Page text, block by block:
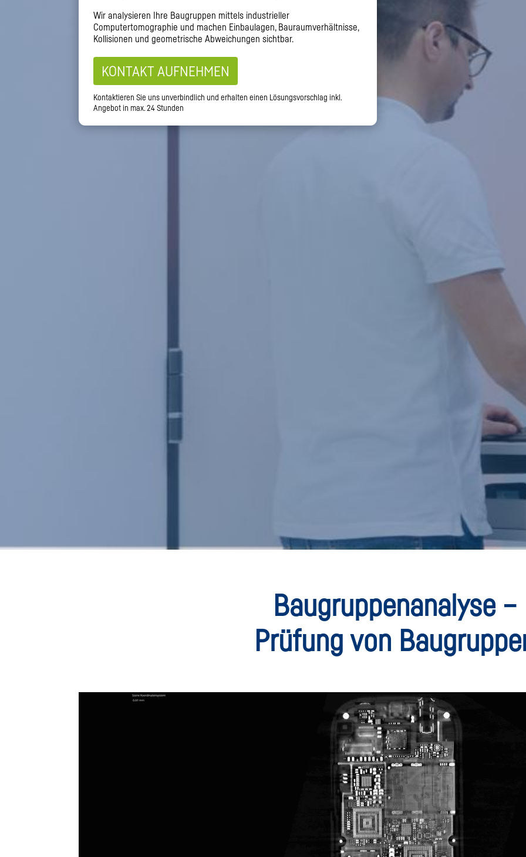
Wir analysieren Ihre Baugruppen mittels industrieller
Computertomographie und machen Einbaulagen, Bauraumverhältnisse,
Kollisionen und geometrische Abweichungen sichtbar.
KONTAKT AUFNEHMEN
Kontaktieren Sie uns unverbindlich und erhalten einen Lösungsvorschlag inkl.
Angebot in max. 24 Stunden
Baugruppenanalyse –
Prüfung von